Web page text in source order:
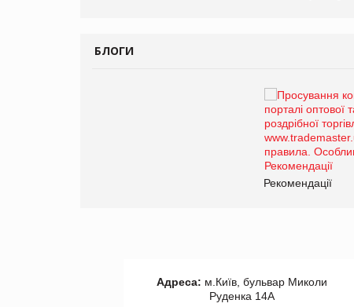
БЛОГИ
Рекомендації
Адреса: м.Київ, бульвар Миколи
Руденка 14А